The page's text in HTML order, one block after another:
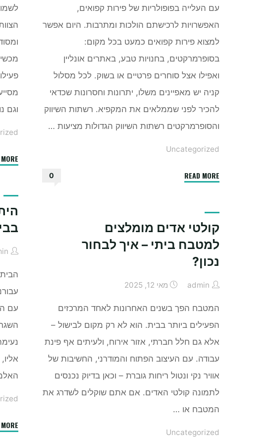
וגם
עם העלייה בפופולריות של פירות קפואים,
האפשרויות לרכישתם הולכות ומתרבות. היום אפשר
למצוא פירות קפואים כמעט בכל מקום:
בסופרמרקטים, בחנויות טבע, באתרים אונליין
ואפילו אצל סוחרים פרטיים או בשוק. לכל מסלול
קניה יש מאפיינים משלו, יתרונות וחסרונות שכדאי
להכיר לפני שממלאים את המקפיא. רשתות השיווק
והסופרמרקטים רשתות השיווק הגדולות מציעות …
Uncategorized
READ MORE"מאיפה
קפואים"
0
עם
קולטי אדים מומלצים
למטבח ביתי – איך לבחור
נכון?
admin מאי 12, 2025
המטבח הפך בשנים האחרונות לאחד המרכזים
הפעילים ביותר בבית. הוא לא רק מקום לבישול –
אלא גם חלל חברתי, אזור אירוח, ולעיתים אף פינת
עבודה. עם העיצוב הפתוח והמודרני, החשיבות של
אוויר נקי ונטול ריחות גוברת – וכאן בדיוק נכנסים
לתמונה קולטי האדים. אם אתם שוקלים לשדרג את
המטבח או …
Uncategorized